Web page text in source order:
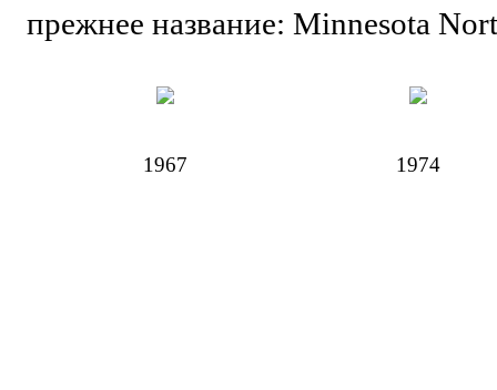
прежнее название: Minnesota
1967 1974